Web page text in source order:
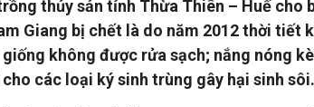
thủy sản tỉnh Thừa Thiên – Huế cho
Giang bị chết là do năm 2012 thời tiết
không được rửa sạch; nắng nóng
các loại ký sinh trùng gây hại sinh sôi.